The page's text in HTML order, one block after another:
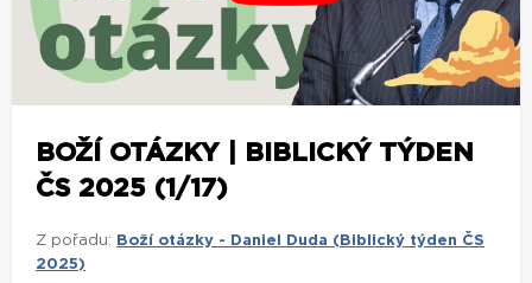
BOŽÍ OTÁZKY | BIBLICKÝ TÝDEN
ČS 2025 (1/17)
Z pořadu:
Boží otázky - Daniel Duda (Biblický týden ČS
2025)